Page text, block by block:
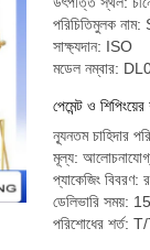
পরিচিতিমুলক
সাক্ষ্যদান: ISO
মডেল নম্বার:
পেমেন্ট ও শিপিংয়ের
ন্যূনতম চাহিদার
মূল্য:
প্যাকেজিং বিবরণ:
ডেলিভারি সময়:
পরিশোধের শর্ত: